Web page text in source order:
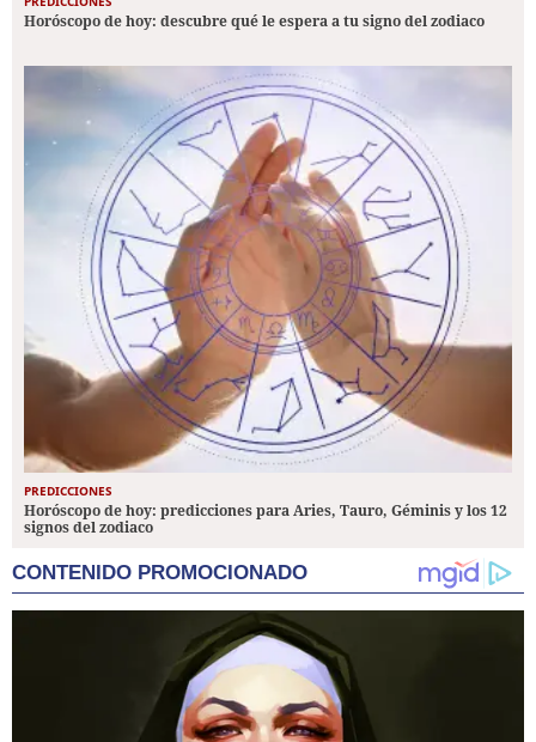
Horóscopo de hoy: descubre qué le espera a tu signo del zodiaco
PREDICCIONES
Horóscopo de hoy: predicciones para Aries, Tauro, Géminis y los 12
signos del zodiaco
CONTENIDO PROMOCIONADO